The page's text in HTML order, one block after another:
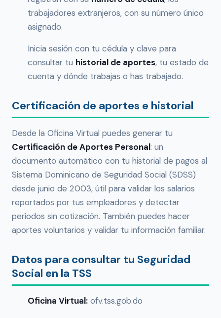
trabajadores extranjeros, con su número único
asignado.
Inicia sesión con tu cédula y clave para
consultar tu historial de aportes, tu estado de
cuenta y dónde trabajas o has trabajado.
Certificación de aportes e historial
Desde la Oficina Virtual puedes generar tu
Certificación de Aportes Personal: un
documento automático con tu historial de pagos al
Sistema Dominicano de Seguridad Social (SDSS)
desde junio de 2003, útil para validar los salarios
reportados por tus empleadores y detectar
períodos sin cotización. También puedes hacer
aportes voluntarios y validar tu información familiar.
Datos para consultar tu Seguridad
Social en la TSS
Oficina Virtual: ofv.tss.gob.do